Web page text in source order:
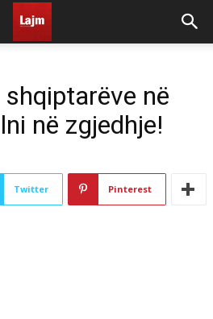
në
në zgjedhje!
Twitter Pinterest